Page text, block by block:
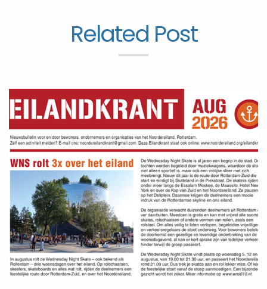
Related Post